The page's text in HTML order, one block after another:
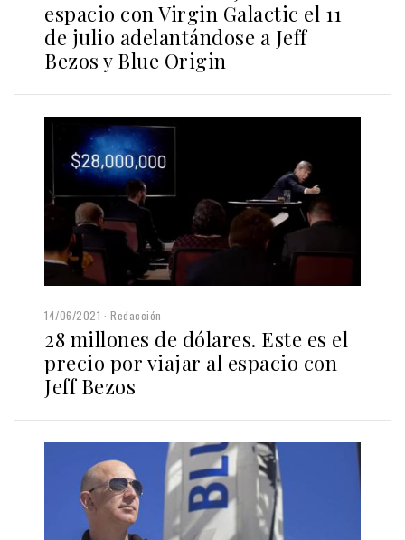
espacio con Virgin Galactic el 11
de julio adelantándose a Jeff
Bezos y Blue Origin
14/06/2021 Redacción
28 millones de dólares. Este es el
precio por viajar al espacio con
Jeff Bezos